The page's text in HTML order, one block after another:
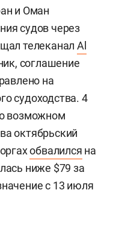
и Оман
судов через
телеканал Al
соглашение
на
судоходства. 4
возможном
октябрьский
обвалился на
ниже $79 за
с 13 июля